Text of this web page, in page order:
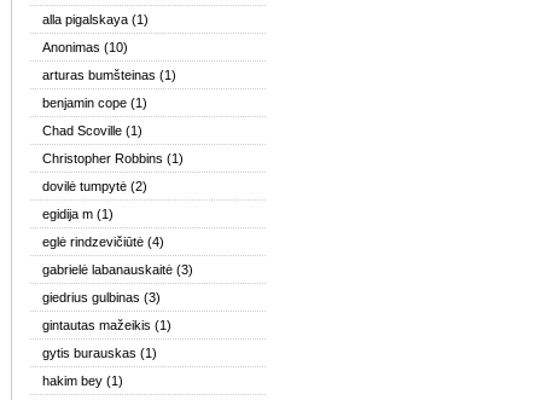
alla pigalskaya (1)
Anonimas (10)
arturas bumšteinas (1)
benjamin cope (1)
Chad Scoville (1)
Christopher Robbins (1)
dovilė tumpytė (2)
egidija m (1)
eglė rindzevičiūtė (4)
gabrielė labanauskaitė (3)
giedrius gulbinas (3)
gintautas mažeikis (1)
gytis burauskas (1)
hakim bey (1)